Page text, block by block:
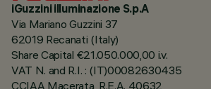
iGuzzini illuminazione S.p.A
Via Mariano Guzzini 37
62019 Recanati (Italy)
Share Capital €21.050.000,00 i.v.
VAT N. and R.I. : (IT)00082630435
CCIAA Macerata, R.E.A. 40632